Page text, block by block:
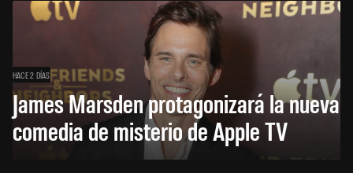
HACE 2 DÍAS
James Marsden protagonizará la nueva
comedia de misterio de Apple TV